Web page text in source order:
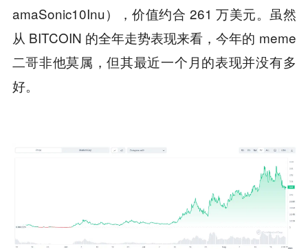
amaSonic10Inu），价值约合 261 万美元。虽然
从 BITCOIN 的全年走势表现来看，今年的 meme
二哥非他莫属，但其最近一个月的表现并没有多
好。